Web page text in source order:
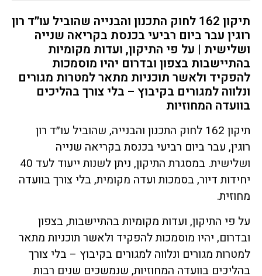
תיקון 162 לחוק התכנון והבנייה שהוביל עו״ד רון
רוגין עבר ביום רביעי בכנסת בקריאה שנייה
ושלישית | על פי התיקון, ועדות מקומיות
בהתיישבות בצפון ובדרום יהיו מוסמכות
להפקיד ולאשר תוכניות מתאר למטרות מגורים
ונלווה למגורים בקיבוץ – בלי צורך בהליכים
בוועדה המחוזיות
תיקון 162 לחוק התכנון והבנייה, שהוביל עו״ד רון
רוגין, עבר ביום רביעי בכנסת בקריאה שנייה
ושלישית. במסגרת התיקון, ניתן לשנות ייעוד לעד 40
יחידות דיור, בסמכות ועדה מקומית, בלי צורך בוועדה
מחוזית.
על פי התיקון, ועדות מקומיות בהתיישבות, בצפון
ובדרום, יהיו מוסמכות להפקיד ולאשר תוכניות מתאר
למטרות מגורים ונלווה למגורים בקיבוץ – בלי צורך
בהליכים בוועדה המחוזיות, שנמשכים שנים רבות